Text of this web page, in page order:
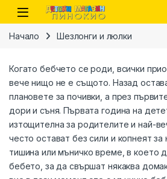
Skip to navigation
Skip to content
Начало Шезлонги и люлки
Когато бебчето се роди, всички
вече нищо не е същото. Назад
плановете за почивки, а през
дори и съня. Първата година на
изтощителна за родителите и най-
често остават без сили и копнеят за
тишина или мъничко време, в което
бебето, за да свършат някаква